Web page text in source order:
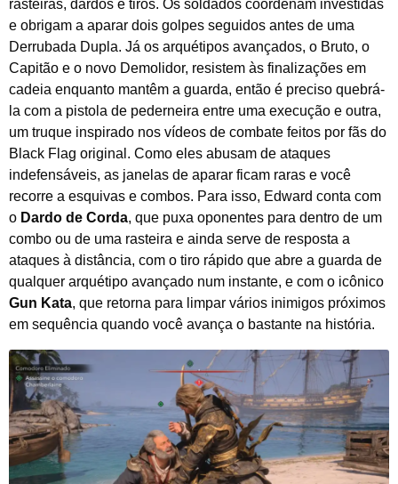
rasteiras, dardos e tiros. Os soldados coordenam investidas
e obrigam a aparar dois golpes seguidos antes de uma
Derrubada Dupla. Já os arquétipos avançados, o Bruto, o
Capitão e o novo Demolidor, resistem às finalizações em
cadeia enquanto mantêm a guarda, então é preciso quebrá-
la com a pistola de pederneira entre uma execução e outra,
um truque inspirado nos vídeos de combate feitos por fãs do
Black Flag original. Como eles abusam de ataques
indefensáveis, as janelas de aparar ficam raras e você
recorre a esquivas e combos. Para isso, Edward conta com
o Dardo de Corda, que puxa oponentes para dentro de um
combo ou de uma rasteira e ainda serve de resposta a
ataques à distância, com o tiro rápido que abre a guarda de
qualquer arquétipo avançado num instante, e com o icônico
Gun Kata, que retorna para limpar vários inimigos próximos
em sequência quando você avança o bastante na história.